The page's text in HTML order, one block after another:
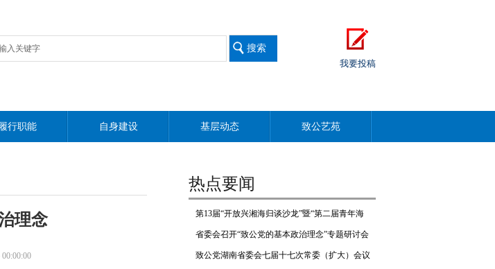
我要投稿
行职能 自身建设 基层动态 致公艺苑
热点要闻
第13届“开放兴湘海归谈沙龙”暨“第二届青年海
归创业与合作对话”在长举行
省委会召开“致公党的基本政治理念”专题研讨会
致公党湖南省委会七届十七次常委（扩大）会议
理念